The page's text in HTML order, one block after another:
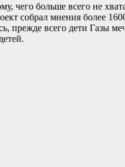
больше всего не
собрал мнения более
прежде всего дети Газы